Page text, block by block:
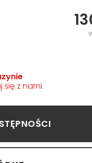
się z nami.